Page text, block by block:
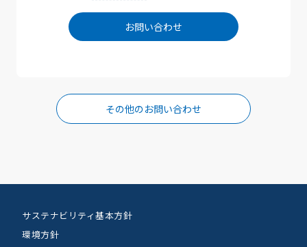
お問い合わせ
その他のお問い合わせ
サステナビリティ基本方針
環境方針